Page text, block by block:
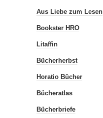
Aus Liebe zum Lesen
Bookster HRO
Litaffin
Bücherherbst
Horatio Bücher
Bücheratlas
Bücherbriefe